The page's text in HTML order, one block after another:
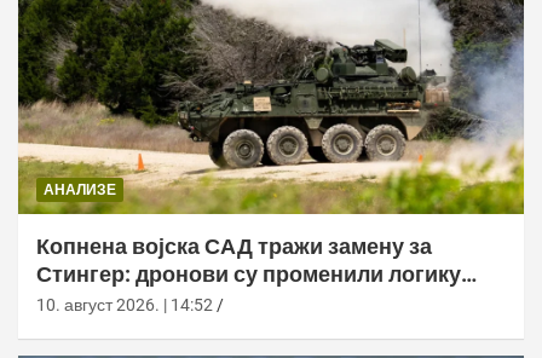
АНАЛИЗЕ
Копнена војска САД тражи замену за
Стингер: дронови су променили логику
ПВО
10. август 2026. | 14:52